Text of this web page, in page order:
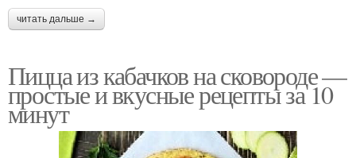
читать дальше →
Пицца из кабачков на сковороде —
простые и вкусные рецепты за 10
минут